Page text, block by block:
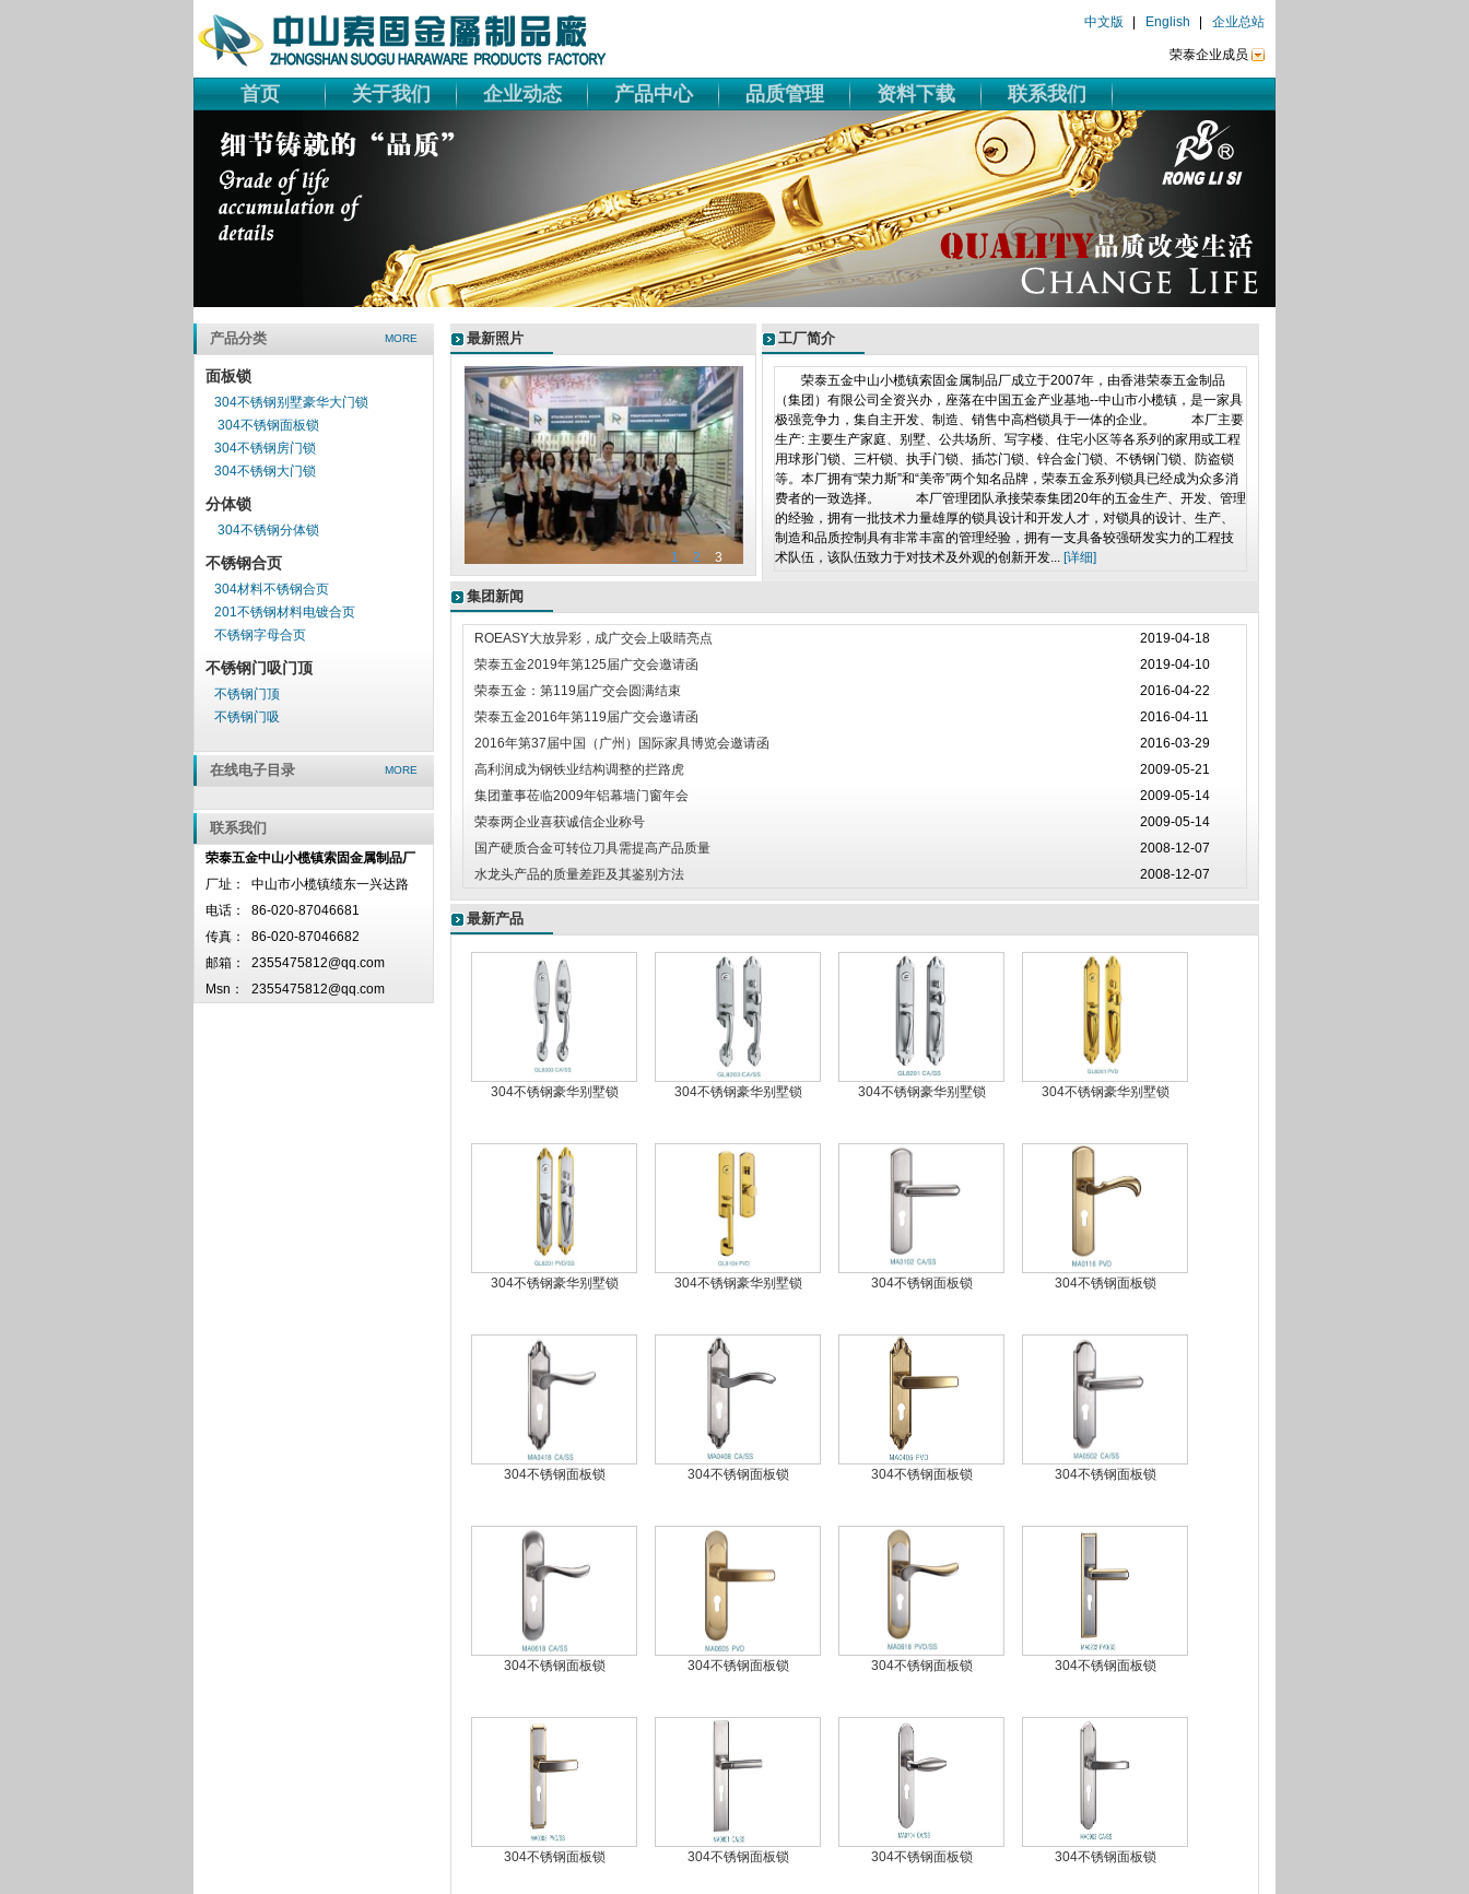
中文版 English 企业总站
荣泰企业成员
首页 关于我们 企业动态 产品中心 品质管理 资料下载 联系我们
产品分类 MORE
面板锁
304不锈钢别墅豪华大门锁
304不锈钢面板锁
304不锈钢房门锁
304不锈钢大门锁
分体锁
304不锈钢分体锁
不锈钢合页
304材料不锈钢合页
201不锈钢材料电镀合页
不锈钢字母合页
不锈钢门吸门顶
不锈钢门顶
不锈钢门吸
在线电子目录 MORE
联系我们
荣泰五金中山小榄镇索固金属制品厂
厂址：
中山市小榄镇绩东一兴达路
电话：
86-020-87046681
传真：
86-020-87046682
邮箱：
2355475812@qq.com
Msn：
2355475812@qq.com
工厂简介
荣泰五金中山小榄镇索固金属制品厂成立于2007年，由香港荣泰五金制品
（集团）有限公司全资兴办，座落在中国五金产业基地--中山市小榄镇，是一家具
极强竞争力，集自主开发、制造、销售中高档锁具于一体的企业。 本厂主要
生产: 主要生产家庭、别墅、公共场所、写字楼、住宅小区等各系列的家用或工程
用球形门锁、三杆锁、执手门锁、插芯门锁、锌合金门锁、不锈钢门锁、防盗锁
等。本厂拥有“荣力斯”和“美帝”两个知名品牌，荣泰五金系列锁具已经成为众多消
费者的一致选择。 本厂管理团队承接荣泰集团20年的五金生产、开发、管理
的经验，拥有一批技术力量雄厚的锁具设计和开发人才，对锁具的设计、生产、
制造和品质控制具有非常丰富的管理经验，拥有一支具备较强研发实力的工程技
术队伍，该队伍致力于对技术及外观的创新开发... [详细]
最新照片
1 2 3
集团新闻
ROEASY大放异彩，成广交会上吸睛亮点
2019-04-18
荣泰五金2019年第125届广交会邀请函
2019-04-10
荣泰五金：第119届广交会圆满结束
2016-04-22
荣泰五金2016年第119届广交会邀请函
2016-04-11
2016年第37届中国（广州）国际家具博览会邀请函
2016-03-29
高利润成为钢铁业结构调整的拦路虎
2009-05-21
集团董事莅临2009年铝幕墙门窗年会
2009-05-14
荣泰两企业喜获诚信企业称号
2009-05-14
国产硬质合金可转位刀具需提高产品质量
2008-12-07
水龙头产品的质量差距及其鉴别方法
2008-12-07
最新产品
304不锈钢豪华别墅锁 304不锈钢豪华别墅锁 304不锈钢豪华别墅锁 304不锈钢豪华别墅锁
304不锈钢豪华别墅锁 304不锈钢豪华别墅锁 304不锈钢面板锁 304不锈钢面板锁
304不锈钢面板锁 304不锈钢面板锁 304不锈钢面板锁 304不锈钢面板锁
304不锈钢面板锁 304不锈钢面板锁 304不锈钢面板锁 304不锈钢面板锁
304不锈钢面板锁 304不锈钢面板锁 304不锈钢面板锁 304不锈钢面板锁